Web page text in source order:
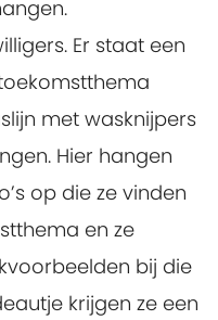
Er staat een
met wasknijpers
Hier hangen
op die ze vinden
en ze
bij die
krijgen ze een